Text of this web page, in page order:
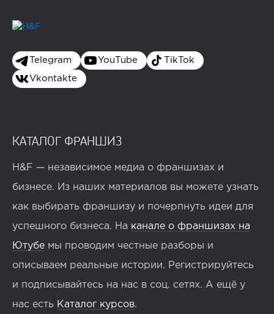
Telegram YouTube TikTok
Vkontakte
КАТАЛОГ ФРАНШИЗ
H&F — независимое медиа о франшизах и
бизнесе. Из наших материалов вы можете узнать
как выбирать франшизу и почерпнуть идеи для
успешного бизнеса. На канале о франшизах на
Ютубе мы проводим честные разборы и
описываем реальные истории. Регистрируйтесь
и подписывайтесь на нас в соц. сетях. А ещё у
нас есть Каталог курсов.